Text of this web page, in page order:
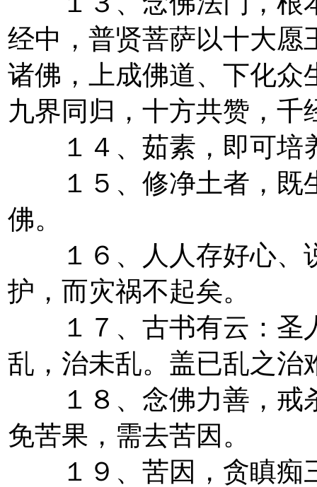
经中，普贤菩萨以十大愿
诸佛，上成佛道、下化众
九界同归，十方共赞，千
１４、茹素，即可培
１５、修净土者，既
佛。
１６、人人存好心、
护，而灾祸不起矣。
１７、古书有云：圣
乱，治未乱。盖已乱之治
１８、念佛力善，戒
免苦果，需去苦因。
１９、苦因，贪瞋痴